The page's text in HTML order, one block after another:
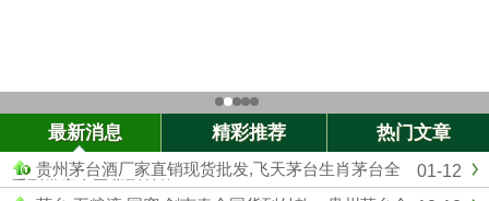
最新消息 精彩推荐 热门文章
01-12
贵州茅台酒厂家直销现货批发,飞天茅台生肖茅台全
系列供应全国货到付款